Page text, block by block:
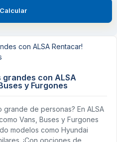
Calcular
grandes con ALSA
y Furgones
de personas? En ALSA
Vans, Buses y Furgones
modelos como Hyundai
¡Con opciones de